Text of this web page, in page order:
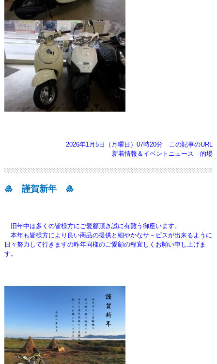
2026年1月5日（月曜日）07時20分
この記事のURL
新着情報＆イベントニュース
的場
🎍 謹賀新年 🎍
旧年中は多くの皆様方にご愛顧頂き誠に有難う御座います。
本年も皆様方により良い商品の提供と細やかなサ－ビスが出来るように
日々努力して行きますの昨年同様のご愛顧の程宜しくお願い申し上げま
す。